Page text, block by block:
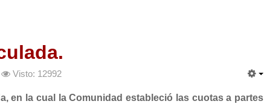
Visto: 12992
en la cual la Comunidad estableció las cuotas a partes